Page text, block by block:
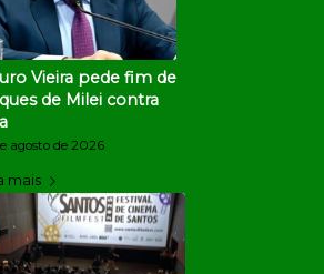
Vieira pede fim de
de Milei contra
agosto de 2026
mais